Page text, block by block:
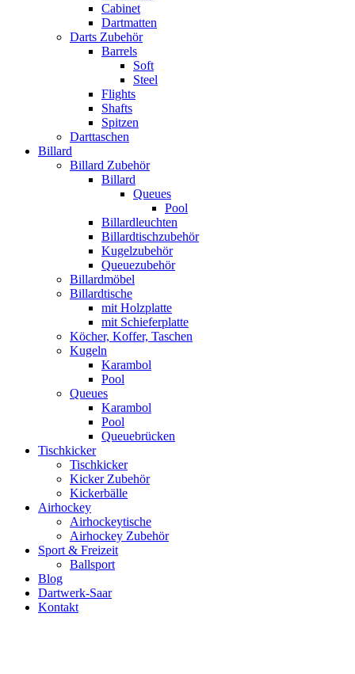
Cabinet
Dartmatten
Darts Zubehör
Barrels
Soft
Steel
Flights
Shafts
Spitzen
Darttaschen
Billard
Billard Zubehör
Billard
Queues
Pool
Billardleuchten
Billardtischzubehör
Kugelzubehör
Queuezubehör
Billardmöbel
Billardtische
mit Holzplatte
mit Schieferplatte
Köcher, Koffer, Taschen
Kugeln
Karambol
Pool
Queues
Karambol
Pool
Queuebrücken
Tischkicker
Tischkicker
Kicker Zubehör
Kickerbälle
Airhockey
Airhockeytische
Airhockey Zubehör
Sport & Freizeit
Ballsport
Blog
Dartwerk-Saar
Kontakt